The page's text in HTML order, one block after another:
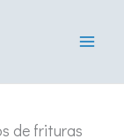
de frituras